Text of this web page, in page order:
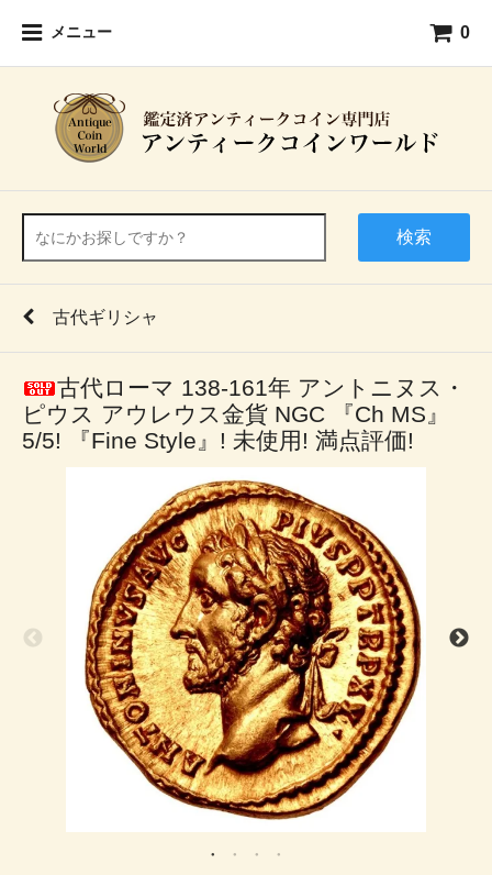
メニュー 0
検索
古代ギリシャ
古代ローマ 138-161年 アントニヌス・
ピウス アウレウス金貨 NGC 『Ch MS』
5/5! 『Fine Style』! 未使用! 満点評価!